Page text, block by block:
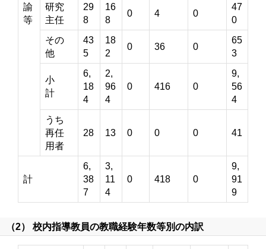
諭
等
研究
主任
29
8
16
8
0 4 0
47
0
その
他
43
5
18
2
0 36 0
65
3
小
計
6,
18
4
2,
96
4
0 416 0
9,
56
4
うち
再任
用者
28 13 0 0 0 41
計
6,
38
7
3,
11
4
0 418 0
9,
91
9
（2） 校内指導教員の教職経験年数等別の内訳